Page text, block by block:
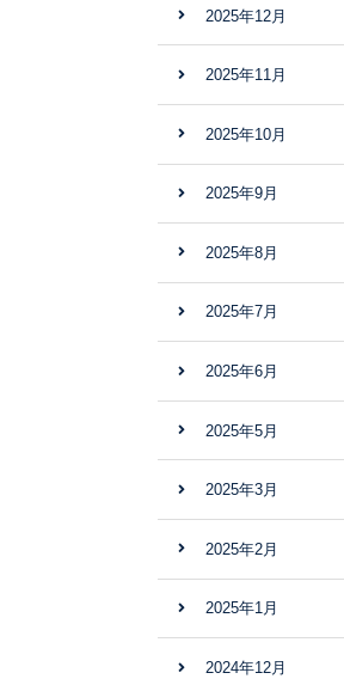
2025年12月
2025年11月
2025年10月
2025年9月
2025年8月
2025年7月
2025年6月
2025年5月
2025年3月
2025年2月
2025年1月
2024年12月